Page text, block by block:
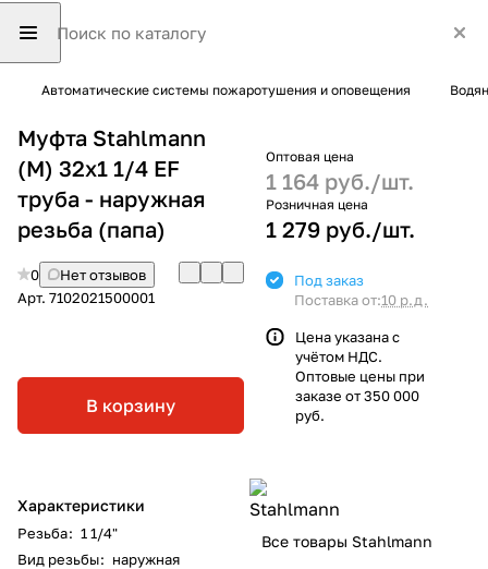
Автоматические системы пожаротушения и оповещения
Муфта Stahlmann
(М) 32х1 1/4 EF
труба - наружная
резьба (папа)
0
Нет отзывов
Арт. 7102021500001
В корзину
Характеристики
Резьба: 1 1/4"
Вид резьбы: наружная
Оптовая цена
1 164 руб./шт.
Розничная цена
1 279 руб./шт.
Под заказ
Поставка от:10 р.д.
Цена указана с
учётом НДС.
Оптовые цены при
заказе от 350 000
руб.
Все товары Stahlmann